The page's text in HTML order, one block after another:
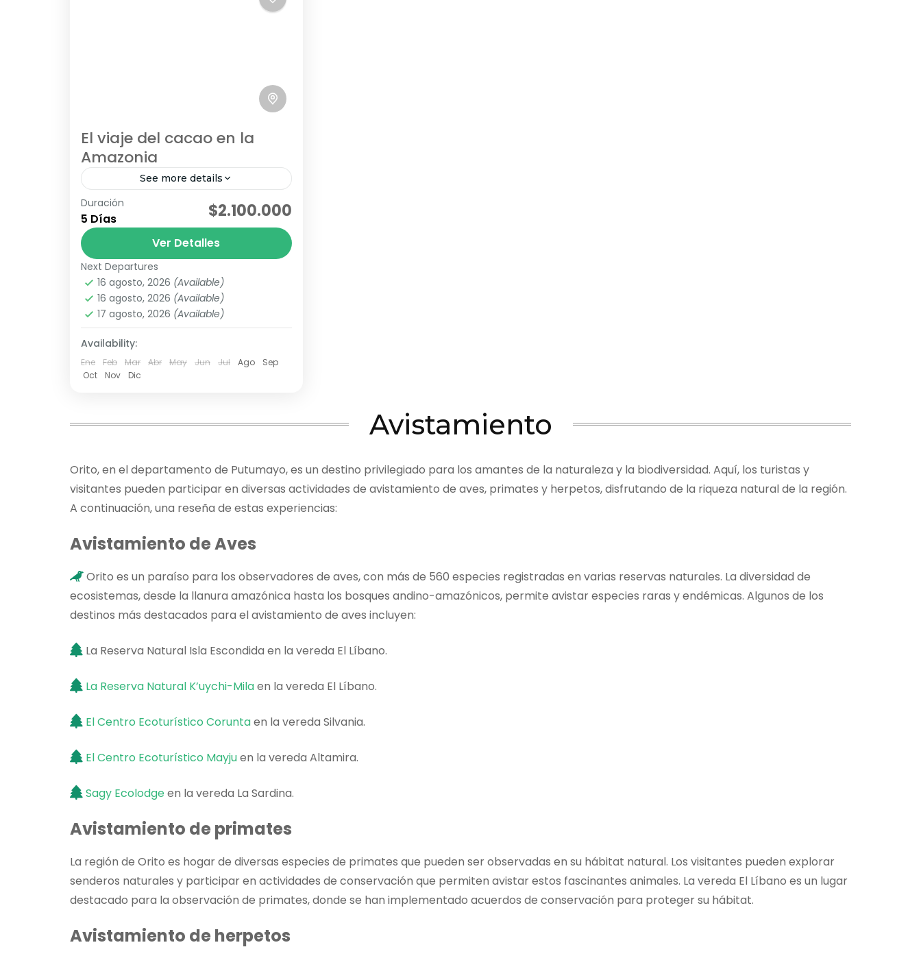
El viaje del cacao en la
Amazonia
See more details
En Orito, Putumayo, se encuentra
una de las mejores experiencias
bioculturales amazónicas en torno al
sabor y el aroma del cacao: el
Sendero Sociocultural del...
Ruta Chocolate
Fácil
4 Personas
Duración
5 Días $2.100.000
Ver Detalles
Next Departures
16 agosto, 2026 (Available)
16 agosto, 2026 (Available)
17 agosto, 2026 (Available)
Availability:
Ene Feb Mar Abr May Jun Jul Ago
Sep
Oct
Nov Dic
Avistamiento
Orito, en el departamento de Putumayo, es un destino privilegiado para los amantes de la naturaleza y la biodiversidad. Aquí, los turistas y
visitantes pueden participar en diversas actividades de avistamiento de aves, primates y herpetos, disfrutando de la riqueza natural de la región.
A continuación, una reseña de estas experiencias:
Avistamiento de Aves
Orito es un paraíso para los observadores de aves, con más de 560 especies registradas en varias reservas naturales. La diversidad de
ecosistemas, desde la llanura amazónica hasta los bosques andino-amazónicos, permite avistar especies raras y endémicas. Algunos de los
destinos más destacados para el avistamiento de aves incluyen:
La Reserva Natural Isla Escondida en la vereda El Líbano.
La Reserva Natural K’uychi-Milaen la vereda El Líbano.
El Centro Ecoturístico Coruntaen la vereda Silvania.
El Centro Ecoturístico Mayjuen la vereda Altamira.
Sagy Ecolodgeen la vereda La Sardina.
Avistamiento de primates
La región de Orito es hogar de diversas especies de primates que pueden ser observadas en su hábitat natural. Los visitantes pueden explorar
senderos naturales y participar en actividades de conservación que permiten avistar estos fascinantes animales. La vereda El Líbano es un lugar
destacado para la observación de primates, donde se han implementado acuerdos de conservación para proteger su hábitat.
Avistamiento de herpetos